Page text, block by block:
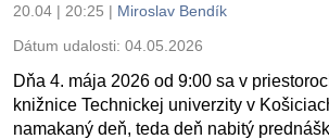
20.04 | 20:25 | Miroslav Bendík
Dátum udalosti: 04.05.2026
Dňa 4. mája 2026 od 9:00 sa v
knižnice Technickej univerzity v
namakaný deň, teda deň nabitý